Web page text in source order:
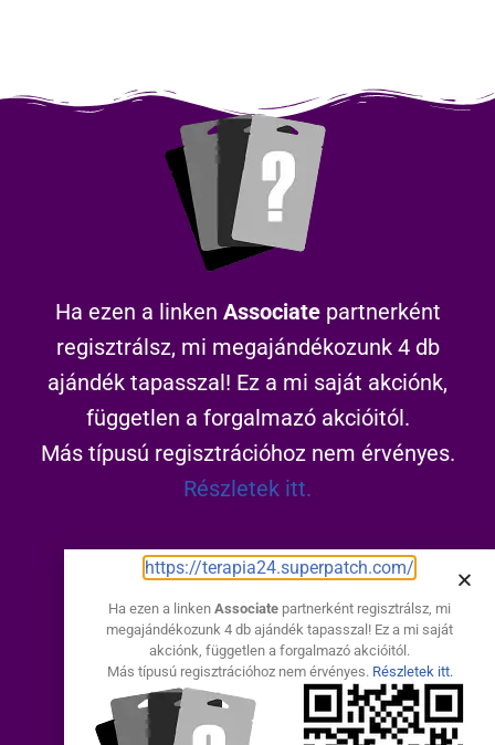
Ha ezen a linken Associatepartnerként
regisztrálsz, mi megajándékozunk 4 db
ajándék tapasszal! Ez a mi saját akciónk,
független a forgalmazó akcióitól.
Más típusú regisztrációhoz nem érvényes.
Részletek itt.
https://terapia24.superpatch.com/
Elakadtál?
Hívj és segítek:
https://terapia24.superpatch.com/
Ha ezen a linken Associate partnerként regisztrálsz, mi
megajándékozunk 4 db ajándék tapasszal! Ez a mi saját
akciónk, független a forgalmazó akcióitól.
Más típusú regisztrációhoz nem érvényes. Részletek itt.